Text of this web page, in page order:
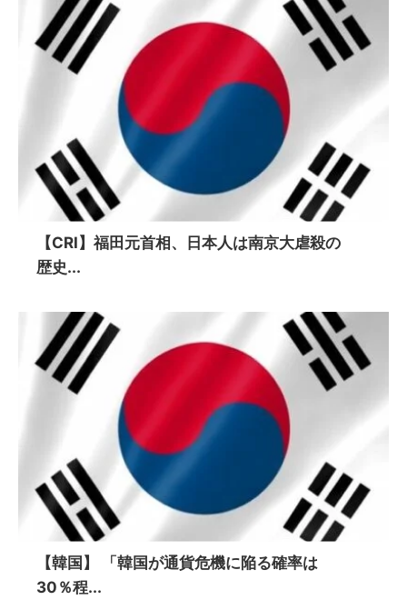
【CRI】福田元首相、日本人は南京大虐殺の
歴史...
【韓国】 「韓国が通貨危機に陥る確率は
30％程...